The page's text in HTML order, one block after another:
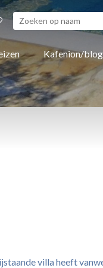
Kafenion/blog
villa heeft